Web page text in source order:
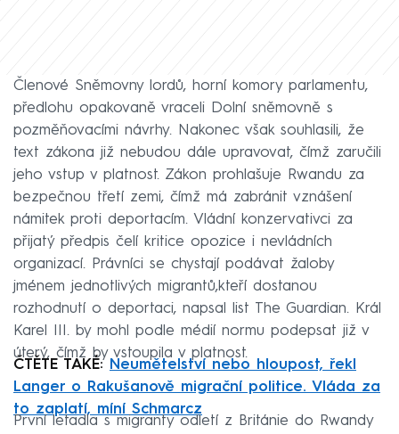
Členové Sněmovny lordů, horní komory parlamentu,
předlohu opakovaně vraceli Dolní sněmovně s
pozměňovacími návrhy. Nakonec však souhlasili, že
text zákona již nebudou dále upravovat, čímž zaručili
jeho vstup v platnost. Zákon prohlašuje Rwandu za
bezpečnou třetí zemi, čímž má zabránit vznášení
námitek proti deportacím. Vládní konzervativci za
přijatý předpis čelí kritice opozice i nevládních
organizací. Právníci se chystají podávat žaloby
jménem jednotlivých migrantů,kteří dostanou
rozhodnutí o deportaci, napsal list The Guardian. Král
Karel III. by mohl podle médií normu podepsat již v
úterý, čímž by vstoupila v platnost.
ČTĚTE TAKÉ: Neumětelství nebo hloupost, řekl
Langer o Rakušanově migrační politice. Vláda za
to zaplatí, míní Schmarcz
První letadla s migranty odletí z Británie do Rwandy